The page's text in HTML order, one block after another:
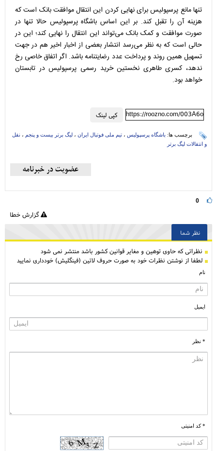
تنها مانع پرسپولیس برای نهایی کردن این انتقال موافقت بانک است که
هزینه آن را تقبل کند. بر این اساس باشگاه پرسپولیس حالا تنها در
صورت موافقت و کمک بانک می‌تواند این انتقال را نهایی کند؛ این در
حالی است که به نظر می‌رسد انتشار بعضی از اخبار اخیر هم در جهت
تسهیل همین روند و پرداخت عدد رضایتنامه باشد. اگر اتفاق خاصی رخ
ندهد، کسری طاهری نخستین خرید رسمی پرسپولیس در تابستان
خواهد بود.
کپی لینک https://roozno.com/003A6o
برچسب ها: باشگاه پرسپولیس ، تیم ملی فوتبال ایران ، لیگ برتر بیست و پنجم ، نقل
و انتقالات لیگ برتر
0
گزارش خطا
نظر شما
نظراتی كه حاوی توهین و مغایر قوانین کشور باشد منتشر نمی شود
لطفا از نوشتن نظرات خود به صورت حروف لاتین (فینگلیش) خودداری نمایید
نام
ایمیل
* نظر
* کد امنیتی